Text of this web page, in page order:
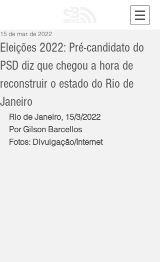
Eleições 2022: Pré-candidato do
PSD diz que chegou a hora de
reconstruir o estado do Rio de
Janeiro
15 de mar. de 2022
Rio de Janeiro, 15/3/2022
Por Gilson Barcellos
Fotos: Divulgação/Internet